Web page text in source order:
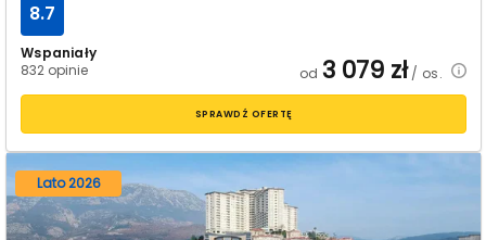
Wspaniały
832 opinie
8.7
od 3 079 zł/ os.
SPRAWDŹ OFERTĘ
Lato 2026